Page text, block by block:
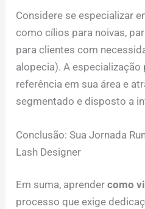
Considere se especializar
como cílios para noivas,
para clientes com
alopecia). A especialização
referência em sua área e
segmentado e disposto a
Conclusão: Sua Jornada
Lash Designer
Em suma, aprendercomo
processo que exige